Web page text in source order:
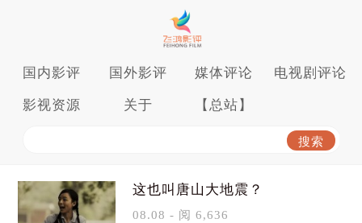
国内影评 国外影评 媒体评论 电视剧评论
影视资源 关于 【总站】
这也叫唐山大地震？
08.08 - 阅 6,636